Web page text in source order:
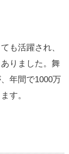
も活躍され、
りました。舞
年間で1000万
す。